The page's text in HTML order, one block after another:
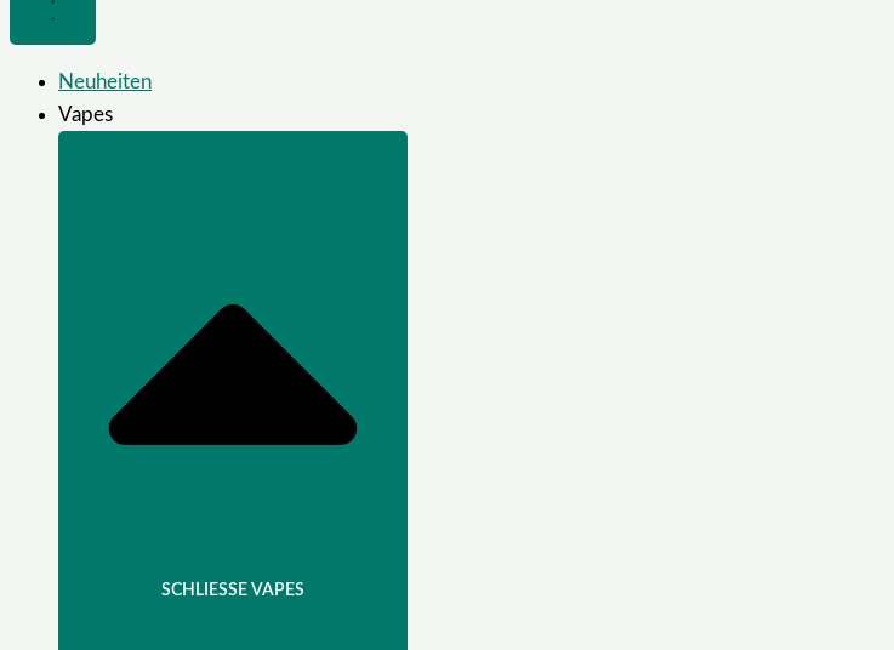
Neuheiten
Vapes
SCHLIESSE VAPES